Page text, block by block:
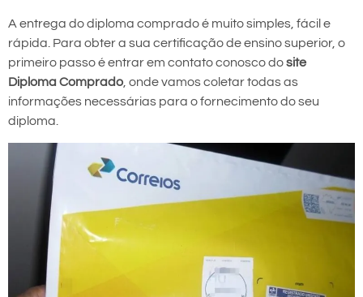
A entrega do diploma comprado é muito simples, fácil e
rápida. Para obter a sua certificação de ensino superior, o
primeiro passo é entrar em contato conosco dosite
Diploma Comprado, onde vamos coletar todas as
informações necessárias para o fornecimento do seu
diploma.